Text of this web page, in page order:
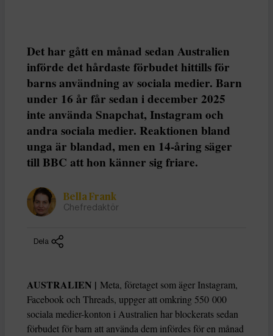
Det har gått en månad sedan Australien
införde det hårdaste förbudet hittills för
barns användning av sociala medier. Barn
under 16 år får sedan i december 2025
inte använda Snapchat, Instagram och
andra sociala medier. Reaktionen bland
unga är blandad, men en 14-åring säger
till BBC att hon känner sig friare.
Bella Frank
Chefredaktör
Dela
AUSTRALIEN | Meta, företaget som äger Instagram,
Facebook och Threads, uppger att omkring 550 000
sociala medier-konton i Australien har blockerats sedan
förbudet för barn att använda dem infördes för en månad